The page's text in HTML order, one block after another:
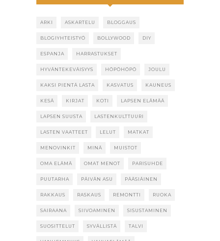
ARKI ASKARTELU BLOGGAUS
BLOGIYHTEISTYÖ BOLLYWOOD DIY
ESPANJA HARRASTUKSET
HYVÄNTEKEVÄISYYS HÖPÖHÖPÖ JOULU
KAKSI PIENTÄ LASTA KASVATUS KAUNEUS
KESÄ KIRJAT KOTI LAPSEN ELÄMÄÄ
LAPSEN SUUSTA LASTENKULTTUURI
LASTEN VAATTEET LELUT MATKAT
MENOVINKIT MINÄ MUISTOT
OMA ELÄMÄ OMAT MENOT PARISUHDE
PUUTARHA PÄIVÄN ASU PÄÄSIÄINEN
RAKKAUS RASKAUS REMONTTI RUOKA
SAIRAANA SIIVOAMINEN SISUSTAMINEN
SUOSITTELUT SYVÄLLISTÄ TALVI